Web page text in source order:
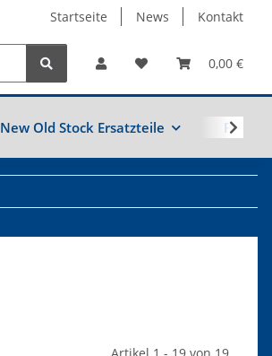
Startseite News Kontakt
0,00 €
New Old Stock Ersatzteile